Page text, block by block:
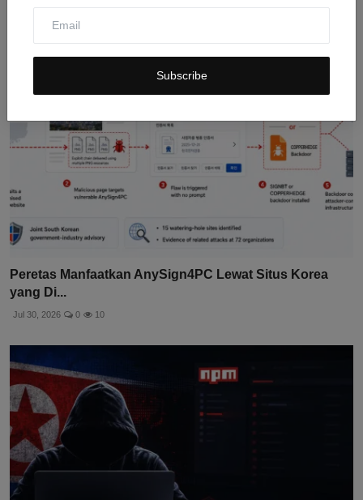
Subscribe
Related Posts
Peretas Manfaatkan AnySign4PC Lewat Situs Korea
yang Di...
Jul 30, 2026 0 10